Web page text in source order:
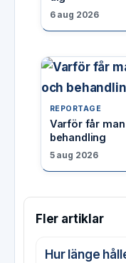
6 aug 2026
REPORTAGE
Varför får
behandling
5 aug 2026
Fler artiklar
Hur länge